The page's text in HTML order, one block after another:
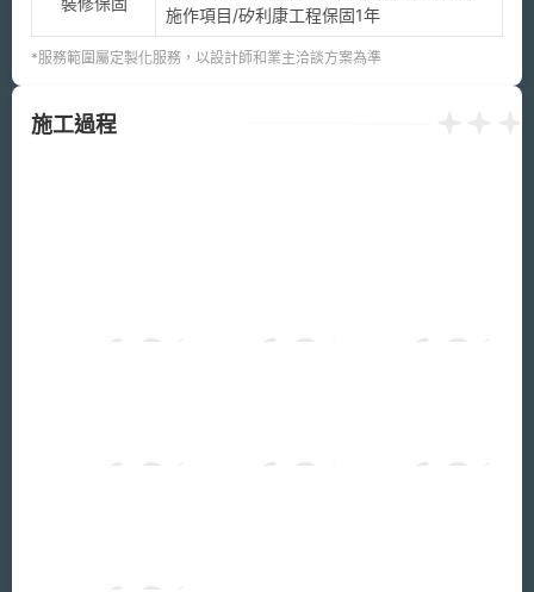
施作項目/矽利康工程保固1年
*服務範圍屬定製化服務，以設計師和業主洽談方案為準
施工過程